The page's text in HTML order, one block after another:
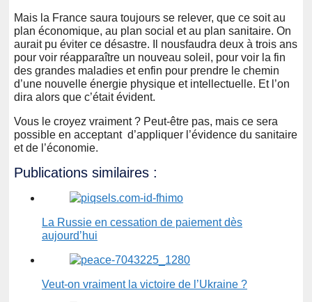
Mais la France saura toujours se relever, que ce soit au
plan économique, au plan social et au plan sanitaire. On
aurait pu éviter ce désastre. Il nousfaudra deux à trois ans
pour voir réapparaître un nouveau soleil, pour voir la fin
des grandes maladies et enfin pour prendre le chemin
d’une nouvelle énergie physique et intellectuelle. Et l’on
dira alors que c’était évident.
Vous le croyez vraiment ? Peut-être pas, mais ce sera
possible en acceptant d’appliquer l’évidence du sanitaire
et de l’économie.
Publications similaires :
La Russie en cessation de paiement dès
aujourd’hui
Veut-on vraiment la victoire de l’Ukraine ?